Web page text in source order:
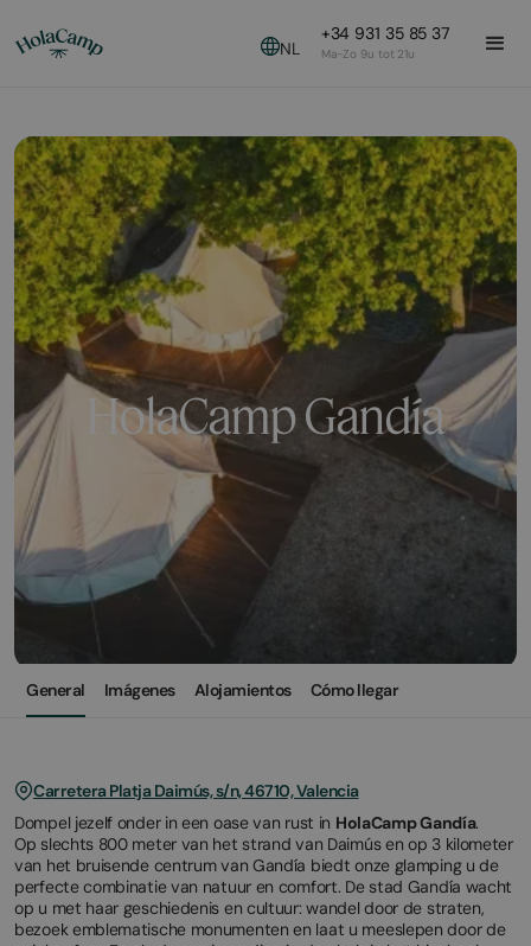
NL
+34 931 35 85 37
Ma-Zo 9u tot 21u
HolaCamp Gandía
General Imágenes Alojamientos Cómo llegar
Carretera Platja Daimús, s/n, 46710, Valencia
Dompel jezelf onder in een oase van rust in HolaCamp Gandía.
Op slechts 800 meter van het strand van Daimús en op 3 kilometer
van het bruisende centrum van Gandía biedt onze glamping u de
perfecte combinatie van natuur en comfort. De stad Gandía wacht
op u met haar geschiedenis en cultuur: wandel door de straten,
bezoek emblematische monumenten en laat u meeslepen door de